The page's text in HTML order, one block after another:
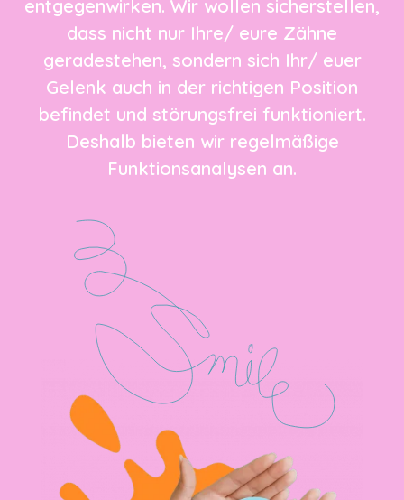
entgegenwirken. Wir wollen sicherstellen,
dass nicht nur Ihre/ eure Zähne
geradestehen, sondern sich Ihr/ euer
Gelenk auch in der richtigen Position
befindet und störungsfrei funktioniert.
Deshalb bieten wir regelmäßige
Funktionsanalysen an.